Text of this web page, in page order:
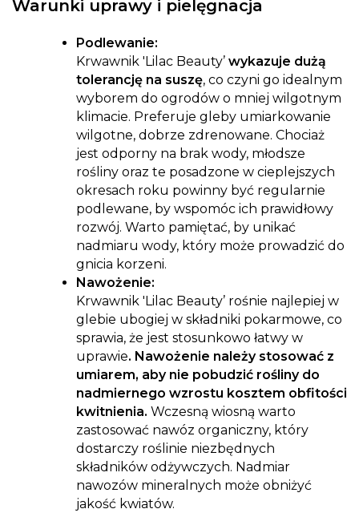
Warunki uprawy i pielęgnacja
Podlewanie:
Krwawnik 'Lilac Beauty’ wykazuje dużą
tolerancję na suszę, co czyni go idealnym
wyborem do ogrodów o mniej wilgotnym
klimacie. Preferuje gleby umiarkowanie
wilgotne, dobrze zdrenowane. Chociaż
jest odporny na brak wody, młodsze
rośliny oraz te posadzone w cieplejszych
okresach roku powinny być regularnie
podlewane, by wspomóc ich prawidłowy
rozwój. Warto pamiętać, by unikać
nadmiaru wody, który może prowadzić do
gnicia korzeni.
Nawożenie:
Krwawnik 'Lilac Beauty’ rośnie najlepiej w
glebie ubogiej w składniki pokarmowe, co
sprawia, że jest stosunkowo łatwy w
uprawie. Nawożenie należy stosować z
umiarem, aby nie pobudzić rośliny do
nadmiernego wzrostu kosztem obfitości
kwitnienia. Wczesną wiosną warto
zastosować nawóz organiczny, który
dostarczy roślinie niezbędnych
składników odżywczych. Nadmiar
nawozów mineralnych może obniżyć
jakość kwiatów.